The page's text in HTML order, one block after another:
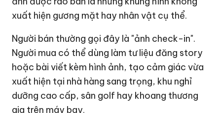
xuất hiện gương mặt hay nhân vật cụ thể.
Người bán thường gọi đây là "ảnh check-in".
Người mua có thể dùng làm tư liệu đăng story
hoặc bài viết kèm hình ảnh, tạo cảm giác vừa
xuất hiện tại nhà hàng sang trọng, khu nghỉ
dưỡng cao cấp, sân golf hay khoang thương
gia trên máy bay.